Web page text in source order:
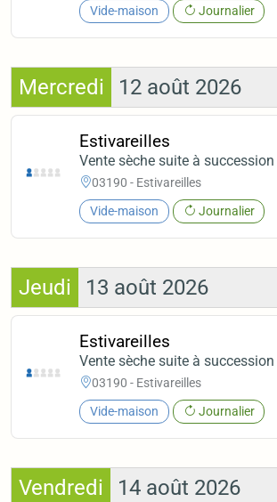
Vide-maison Journalier
Mercredi 12 août 2026
Estivareilles
Vente sèche suite à succession
03190 - Estivareilles
Vide-maison Journalier
Jeudi 13 août 2026
Estivareilles
Vente sèche suite à succession
03190 - Estivareilles
Vide-maison Journalier
Vendredi 14 août 2026